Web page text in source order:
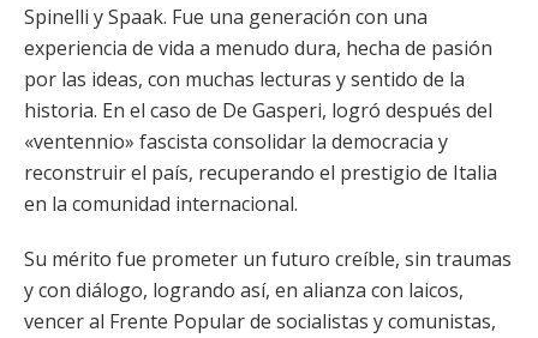
Spinelli y Spaak. Fue una generación con una
experiencia de vida a menudo dura, hecha de pasión
por las ideas, con muchas lecturas y sentido de la
historia. En el caso de De Gasperi, logró después del
«ventennio» fascista consolidar la democracia y
reconstruir el país, recuperando el prestigio de Italia
en la comunidad internacional.
Su mérito fue prometer un futuro creíble, sin traumas
y con diálogo, logrando así, en alianza con laicos,
vencer al Frente Popular de socialistas y comunistas,